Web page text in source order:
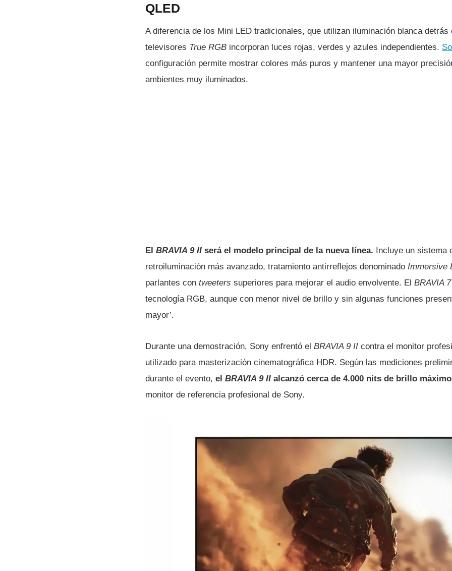
QLED
A diferencia de los Mini LED tradicionales, que utilizan iluminación blanca detrás
televisores True RGB incorporan luces rojas, verdes y azules independientes.
configuración permite mostrar colores más puros y mantener una mayor
ambientes muy iluminados.
El BRAVIA 9 II será el modelo principal de la nueva línea. Incluye un sistema
retroiluminación más avanzado, tratamiento antirreflejos denominado Immersive
parlantes con tweeters superiores para mejorar el audio envolvente. El BRAVIA
tecnología RGB, aunque con menor nivel de brillo y sin algunas funciones
mayor’.
Durante una demostración, Sony enfrentó el BRAVIA 9 II contra el monitor
utilizado para masterización cinematográfica HDR. Según las mediciones
durante el evento, el BRAVIA 9 II alcanzó cerca de 4.000 nits de brillo máximo
monitor de referencia profesional de Sony.